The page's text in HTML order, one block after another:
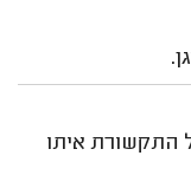
התקשורת איתו